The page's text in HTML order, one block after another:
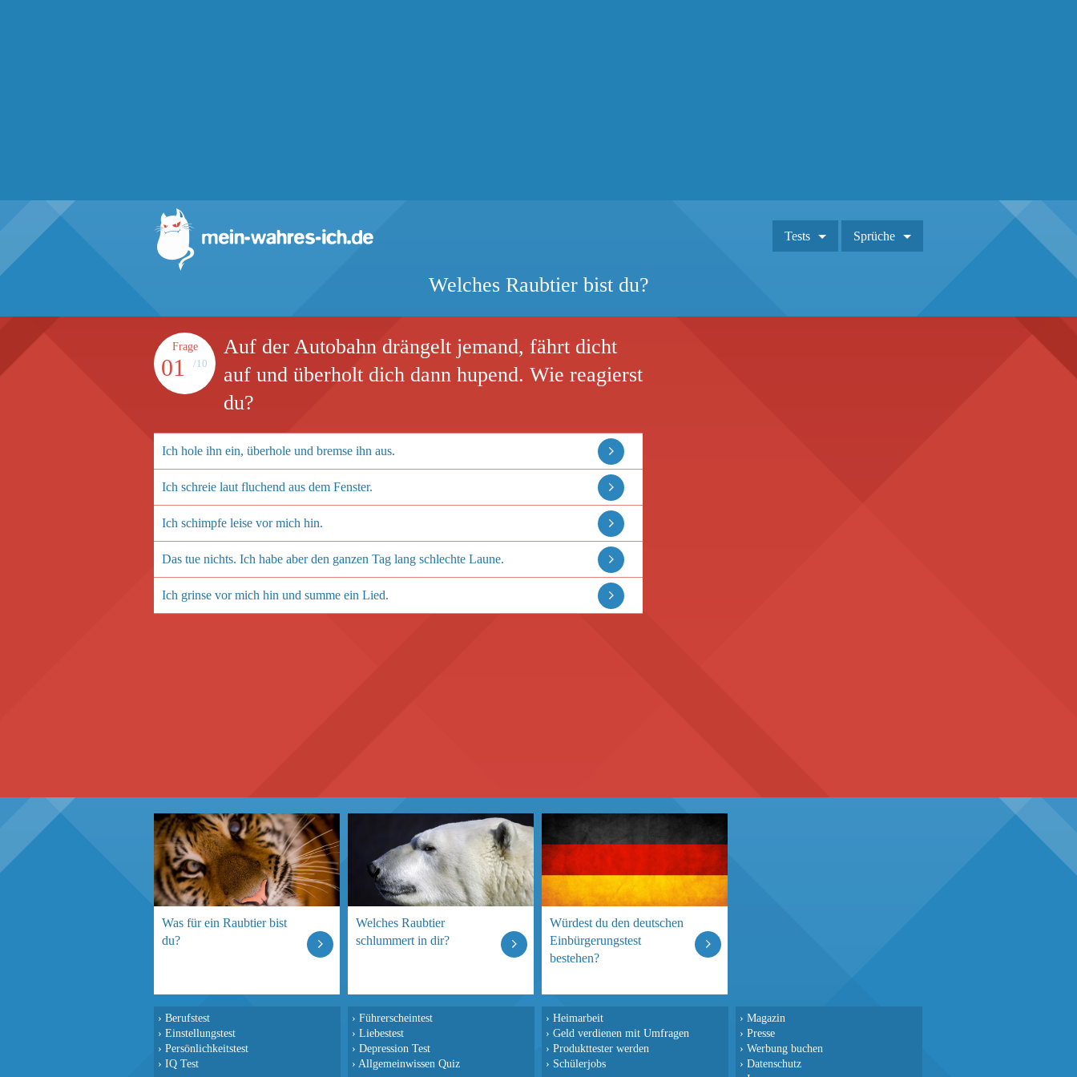
Tests Sprüche
Welches Raubtier bist du?
Frage
01 /10
Auf der Autobahn drängelt jemand, fährt dicht
auf und überholt dich dann hupend. Wie reagierst
du?
Ich hole ihn ein, überhole und bremse ihn aus.
Ich schreie laut fluchend aus dem Fenster.
Ich schimpfe leise vor mich hin.
Das tue nichts. Ich habe aber den ganzen Tag lang schlechte Laune.
Ich grinse vor mich hin und summe ein Lied.
Was für ein Raubtier bist
du?
Welches Raubtier
schlummert in dir?
Würdest du den deutschen
Einbürgerungstest
bestehen?
› Berufstest
› Einstellungstest
› Persönlichkeitstest
› IQ Test
› Führerscheintest
› Liebestest
› Depression Test
› Allgemeinwissen Quiz
› Heimarbeit
› Geld verdienen mit Umfragen
› Produkttester werden
› Schülerjobs
› Magazin
› Presse
› Werbung buchen
› Datenschutz